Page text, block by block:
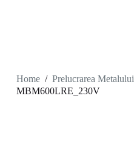
o
Home / Prelucrarea Metalului
MBM600LRE_230V